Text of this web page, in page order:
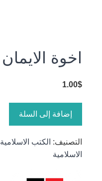
اخوة الايمان 1
1.00$
إضافة إلى السلة
التصنيف: الكتب الاسلامية
الاسلامية